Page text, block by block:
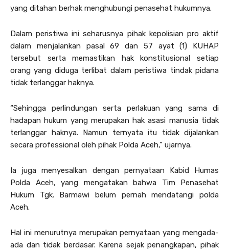
yang ditahan berhak menghubungi penasehat hukumnya.
Dalam peristiwa ini seharusnya pihak kepolisian pro aktif
dalam menjalankan pasal 69 dan 57 ayat (1) KUHAP
tersebut serta memastikan hak konstitusional setiap
orang yang diduga terlibat dalam peristiwa tindak pidana
tidak terlanggar haknya.
“Sehingga perlindungan serta perlakuan yang sama di
hadapan hukum yang merupakan hak asasi manusia tidak
terlanggar haknya. Namun ternyata itu tidak dijalankan
secara professional oleh pihak Polda Aceh,” ujarnya.
Ia juga menyesalkan dengan pernyataan Kabid Humas
Polda Aceh, yang mengatakan bahwa Tim Penasehat
Hukum Tgk. Barmawi belum pernah mendatangi polda
Aceh.
Hal ini menurutnya merupakan pernyataan yang mengada-
ada dan tidak berdasar. Karena sejak penangkapan, pihak